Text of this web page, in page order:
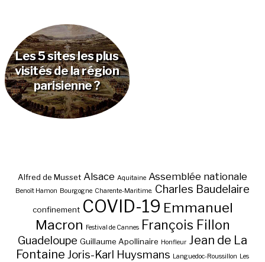
Les 5 sites les plus
visités de la région
parisienne ?
Alfred de Musset Alsace Aquitaine Assemblée nationale
Benoît Hamon Bourgogne Charente-Maritime. Charles Baudelaire
confinement COVID-19 Emmanuel
Macron Festival de Cannes François Fillon
Guadeloupe Guillaume Apollinaire Honfleur Jean de La
Fontaine Joris-Karl Huysmans Languedoc-Roussillon Les